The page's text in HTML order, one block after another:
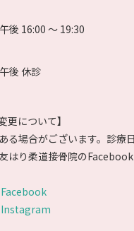
後 16:00 〜 19:30
後 休診
更について】
る場合がございます。診療
はり柔道接骨院の
Instagram